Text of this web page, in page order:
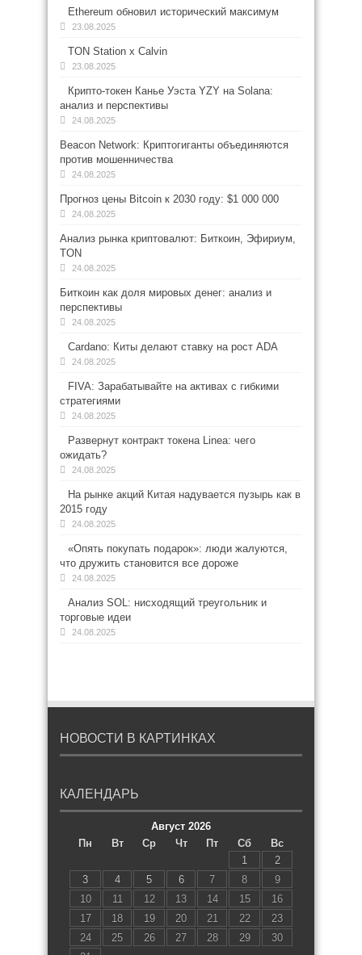
Ethereum обновил исторический максимум
23.08.2025
TON Station x Calvin
23.08.2025
Крипто-токен Канье Уэста YZY на Solana:
анализ и перспективы
24.08.2025
Beacon Network: Криптогиганты объединяются
против мошенничества
24.08.2025
Прогноз цены Bitcoin к 2030 году: $1 000 000
24.08.2025
Анализ рынка криптовалют: Биткоин, Эфириум,
TON
24.08.2025
Биткоин как доля мировых денег: анализ и
перспективы
24.08.2025
Cardano: Киты делают ставку на рост ADA
24.08.2025
FIVA: Зарабатывайте на активах с гибкими
стратегиями
24.08.2025
Развернут контракт токена Linea: чего
ожидать?
24.08.2025
На рынке акций Китая надувается пузырь как в
2015 году
24.08.2025
«Опять покупать подарок»: люди жалуются,
что дружить становится все дороже
24.08.2025
Анализ SOL: нисходящий треугольник и
торговые идеи
24.08.2025
НОВОСТИ В КАРТИНКАХ
КАЛЕНДАРЬ
Август 2026
Пн
Вт Ср Чт Пт Сб
Вс
1
2
3
4 5 6 7 8
9
10
11 12 13 14 15
16
17
18 19 20 21 22
23
24
25 26 27 28 29
30